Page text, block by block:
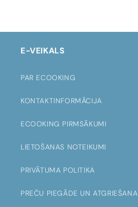
E-VEIKALS
PAR ECOOKING
KONTAKTINFORMĀCIJA
ECOOKING PIRMSĀKUMI
LIETOŠANAS NOTEIKUMI
PRIVĀTUMA POLITIKA
PREČU PIEGĀDE UN ATGRIEŠANA